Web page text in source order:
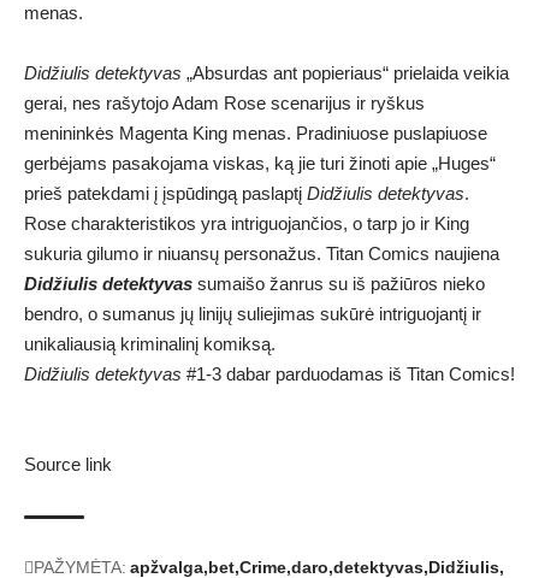
menas.
Didžiulis detektyvas „Absurdas ant popieriaus“ prielaida veikia
gerai, nes rašytojo Adam Rose scenarijus ir ryškus
menininkės Magenta King menas. Pradiniuose puslapiuose
gerbėjams pasakojama viskas, ką jie turi žinoti apie „Huges“
prieš patekdami į įspūdingą paslaptį Didžiulis detektyvas.
Rose charakteristikos yra intriguojančios, o tarp jo ir King
sukuria gilumo ir niuansų personažus. Titan Comics naujiena
Didžiulis detektyvas sumaišo žanrus su iš pažiūros nieko
bendro, o sumanus jų linijų suliejimas sukūrė intriguojantį ir
unikaliausią kriminalinį komiksą.
Didžiulis detektyvas #1-3 dabar parduodamas iš Titan Comics!
Source link
PAŽYMĖTA: apžvalga bet Crime daro detektyvas Didžiulis